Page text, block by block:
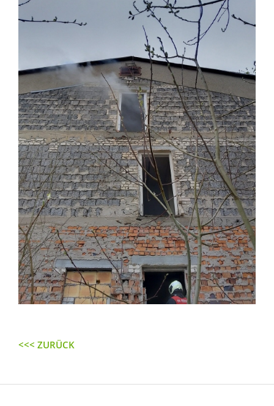
<<< ZURÜCK